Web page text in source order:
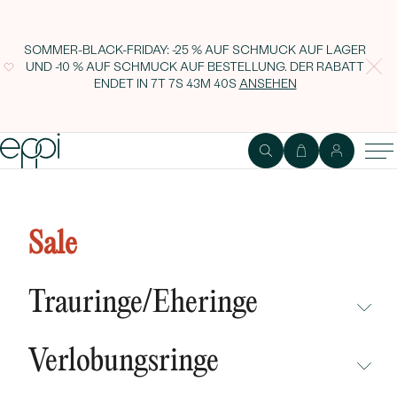
SOMMER-BLACK-FRIDAY: -25 % AUF SCHMUCK AUF LAGER
UND -10 % AUF SCHMUCK AUF BESTELLUNG. DER RABATT
ENDET IN 7T 7S 43M 39S ANSEHEN
Sale
Trauringe/Eheringe
NEUHEITEN
Verlobungsringe
Saphiren Nandika